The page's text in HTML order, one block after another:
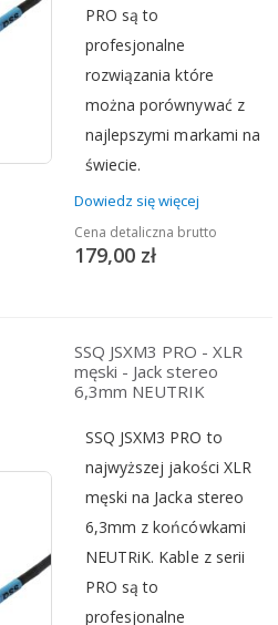
PRO są to
profesjonalne
rozwiązania które
można porównywać z
najlepszymi markami na
świecie.
Dowiedz się więcej
Cena detaliczna brutto
179,00 zł
SSQ JSXM3 PRO - XLR
męski - Jack stereo
6,3mm NEUTRIK
SSQ JSXM3 PRO to
najwyższej jakości XLR
męski na Jacka stereo
6,3mm z końcówkami
NEUTRiK. Kable z serii
PRO są to
profesjonalne